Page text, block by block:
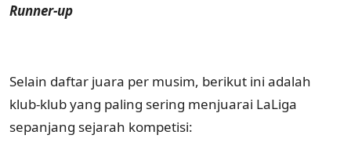
Runner-up
Selain daftar juara per musim, berikut ini adalah
klub-klub yang paling sering menjuarai LaLiga
sepanjang sejarah kompetisi: